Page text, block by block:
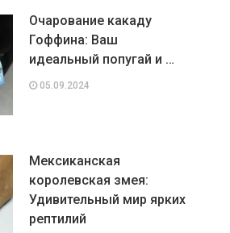
Очарование какаду
Гоффина: Ваш
идеальный попугай и …
05.09.2024
Мексиканская
королевская змея:
Удивительный мир ярких
рептилий